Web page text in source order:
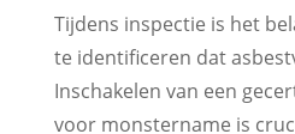
Tijdens inspectie is het
te identificeren dat
Inschakelen van een
voor monstername is